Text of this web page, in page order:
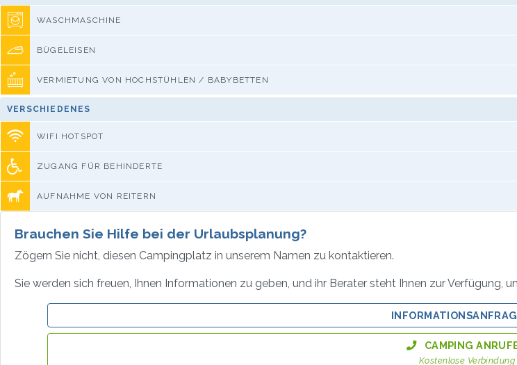
WASCHMASCHINE
BÜGELEISEN
VERMIETUNG VON HOCHSTÜHLEN / BABYBETTEN
VERSCHIEDENES
WIFI HOTSPOT
ZUGANG FÜR BEHINDERTE
AUFNAHME VON REITERN
Brauchen Sie Hilfe bei der Urlaubsplanung?
Zögern Sie nicht, diesen Campingplatz in unserem Namen zu kontaktieren.
Sie werden sich freuen, Ihnen Informationen zu geben, und ihr Berater steht Ihnen zur Verfügung,
CAMPING
Kostenlose Verbindung